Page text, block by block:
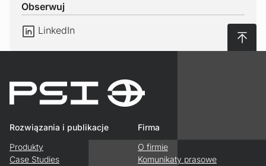
Obserwuj
LinkedIn
LinkedIn
Rozwiązania i publikacje
Produkty
Case Studies
Firma
O firmie
Komunikaty prasowe
Do